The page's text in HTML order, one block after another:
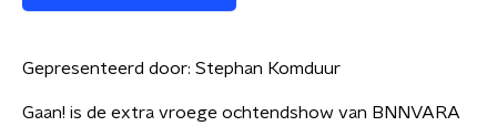
Gepresenteerd door: Stephan Komduur
Gaan! is de extra vroege ochtendshow van BNNVARA